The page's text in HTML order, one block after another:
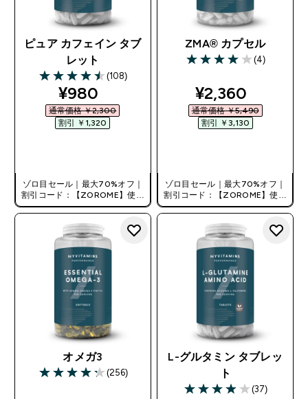
ピュア カフェイン タブ
レット
4.47 out of 5 stars
(108)
discounted price
¥980‎
通常価格 ￥2,300‎
割引 ￥1,320‎
ゾロ目セール｜最大70%オフ｜
割引コード：【ZOROME】使用
で追加10%オフ！
ZMA® カプセル
4 out of 5 stars
(4)
discounted
¥2,360‎
通常価格 ￥5,490‎
割引 ￥3,130‎
ゾロ目セール｜最大70%オフ｜
割引コード：【ZOROME】使用
で追加10%オフ！
オメガ3
4.28 out of 5 stars
(256)
L-グルタミン タブレッ
ト
3.95 out of 5 stars
(37)